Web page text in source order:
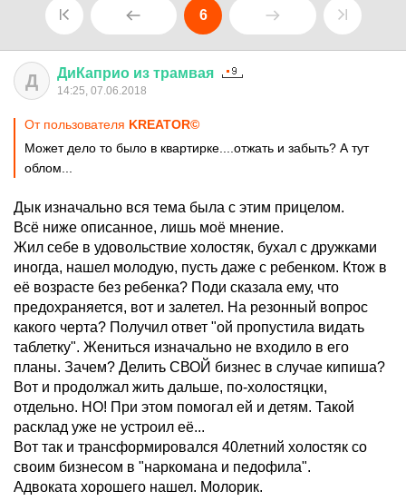
6
Д ДиКаприо из трамвая
14:25, 07.06.2018
От пользователя KREATOR©
Может дело то было в квартирке....отжать и забыть? А тут
облом...
Дык изначально вся тема была с этим прицелом.
Всё ниже описанное, лишь моё мнение.
Жил себе в удовольствие холостяк, бухал с дружками
иногда, нашел молодую, пусть даже с ребенком. Ктож в
её возрасте без ребенка? Поди сказала ему, что
предохраняется, вот и залетел. На резонный вопрос
какого черта? Получил ответ "ой пропустила видать
таблетку". Жениться изначально не входило в его
планы. Зачем? Делить СВОЙ бизнес в случае кипиша?
Вот и продолжал жить дальше, по-холостяцки,
отдельно. НО! При этом помогал ей и детям. Такой
расклад уже не устроил её...
Вот так и трансформировался 40летний холостяк со
своим бизнесом в "наркомана и педофила".
Адвоката хорошего нашел. Молорик.